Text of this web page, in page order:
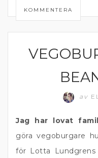
KOMMENTERA
HAMBURGARE
av
Jag har lovat
göra vegoburgare
för Lotta